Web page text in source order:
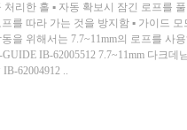
리한 홀 ▪ 자동 확보시 잠긴 로프를
를 따라 가는 것을 방지함 ▪ 가이드
을 위해서는 7.7~11mm의 로프를 사
IB-62005512 7.7~11mm 다크데
62004912 ..